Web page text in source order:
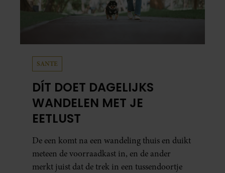
SANTE
DÍT DOET DAGELIJKS
WANDELEN MET JE
EETLUST
De een komt na een wandeling thuis en duikt
meteen de voorraadkast in, en de ander
merkt juist dat de trek in een tussendoortje